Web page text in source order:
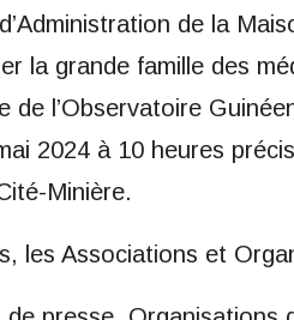
de la
la grande famille des
de l’Observatoire
2024 à 10 heures
Minière.
les Associations et